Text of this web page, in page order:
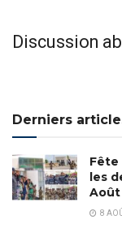
Discussion
Derniers
Fête
les
Août
8